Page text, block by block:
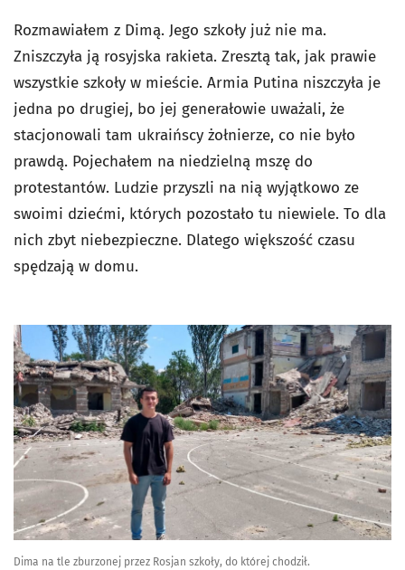
Rozmawiałem z Dimą. Jego szkoły już nie ma.
Zniszczyła ją rosyjska rakieta. Zresztą tak, jak prawie
wszystkie szkoły w mieście. Armia Putina niszczyła je
jedna po drugiej, bo jej generałowie uważali, że
stacjonowali tam ukraińscy żołnierze, co nie było
prawdą. Pojechałem na niedzielną mszę do
protestantów. Ludzie przyszli na nią wyjątkowo ze
swoimi dziećmi, których pozostało tu niewiele. To dla
nich zbyt niebezpieczne. Dlatego większość czasu
spędzają w domu.
Dima na tle zburzonej przez Rosjan szkoły, do której chodził.